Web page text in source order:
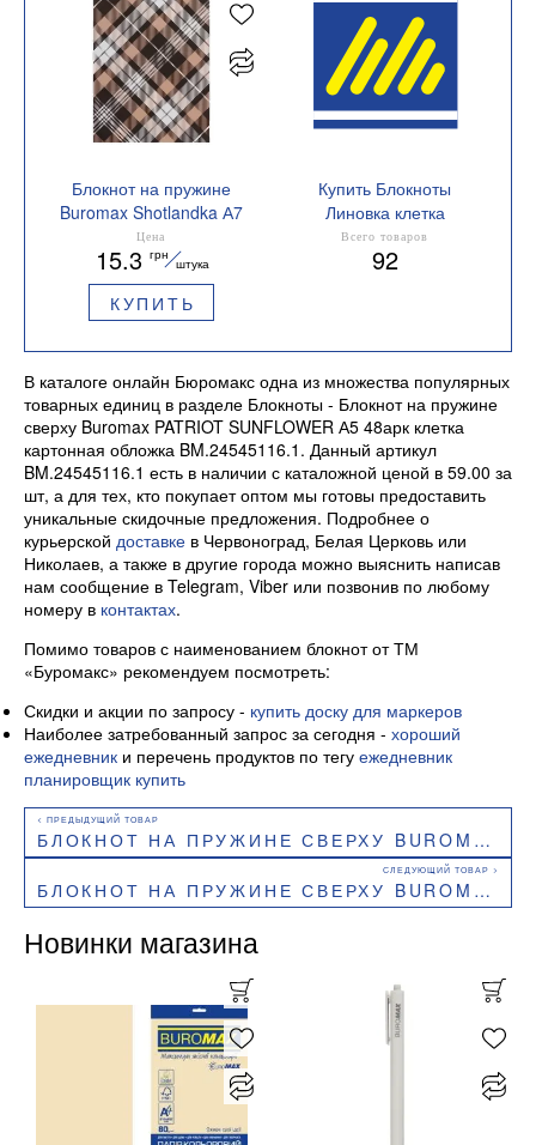
Блокнот на пружине
Buromax Shotlandka А7
48 л клетка BM.2490
Цена
15.3 грн
штука
КУПИТЬ
Купить Блокноты
Линовка клетка
Всего товаров
92
В каталоге онлайн Бюромакс одна из множества популярных
товарных единиц в разделе Блокноты - Блокнот на пружине
сверху Buromax PATRIOT SUNFLOWER А5 48арк клетка
картонная обложка BM.24545116.1. Данный артикул
BM.24545116.1 есть в наличии с каталожной ценой в 59.00 за
шт, а для тех, кто покупает оптом мы готовы предоставить
уникальные скидочные предложения. Подробнее о
курьерской доставке в Червоноград, Белая Церковь или
Николаев, а также в другие города можно выяснить написав
нам сообщение в Telegram, Viber или позвонив по любому
номеру в контактах.
Помимо товаров с наименованием блокнот от ТМ
«Буромакс» рекомендуем посмотреть:
Скидки и акции по запросу - купить доску для маркеров
Наиболее затребованный запрос за сегодня - хороший
ежедневник и перечень продуктов по тегу ежедневник
планировщик купить
БЛОКНОТ НА ПРУЖИНЕ СВЕРХУ BUROMAX PATRIOT COMBAT ANIMALS А5 48 Л КЛЕТКА КАРТОННАЯ ОБЛОЖКА BM.24545110.6
БЛОКНОТ НА ПРУЖИНЕ СВЕРХУ BUROMAX PATRIOT T.SHEVCHENKO А5 48 Л КЛЕТКА BM.24545114.1
Новинки магазина